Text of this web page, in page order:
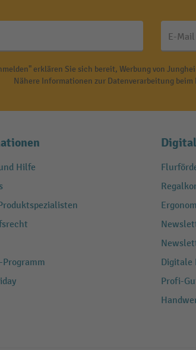
E-Mail
erklären Sie sich bereit, Werbung von
Nähere Informationen zur Datenverarbeitung
Hilfe
Digitale
Profi-